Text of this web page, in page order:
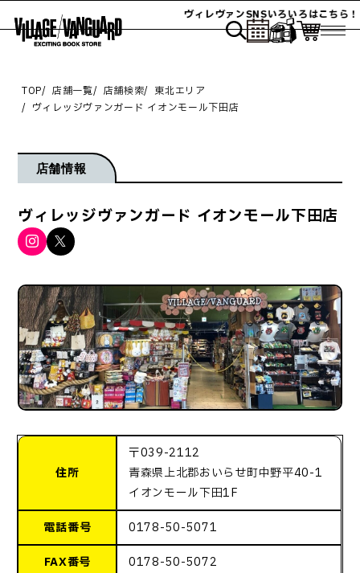
ヴィレヴァンSNSいろいろはこちら！
TOP 店舗一覧 店舗検索
東北エリア
ヴィレッジヴァンガード イオンモール下田店
店舗情報
ヴィレッジヴァンガード イオンモール下田店
住所
〒039-2112
青森県上北郡おいらせ町中野平40-1
イオンモール下田1F
電話番号 0178-50-5071
FAX番号 0178-50-5072